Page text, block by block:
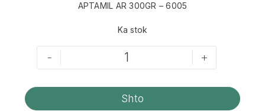
APTAMIL AR 300GR – 6005
Ka stok
- +
Shto